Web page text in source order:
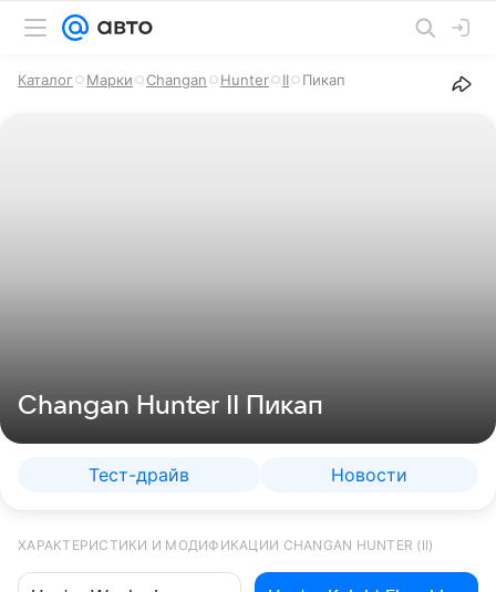
Каталог Марки Changan Hunter II Пикап
Changan Hunter II Пикап
Тест-драйв Новости
ХАРАКТЕРИСТИКИ И МОДИФИКАЦИИ CHANGAN HUNTER (II)